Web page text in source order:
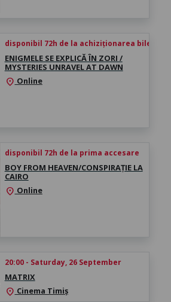
disponibil 72h de la achiziționarea biletului
ENIGMELE SE EXPLICĂ ÎN ZORI /
MYSTERIES UNRAVEL AT DAWN
location_on Online
disponibil 72h de la prima accesare
BOY FROM HEAVEN/CONSPIRAȚIE LA
CAIRO
location_on Online
20:00 - Saturday, 26 September
MATRIX
location_on Cinema Timiș